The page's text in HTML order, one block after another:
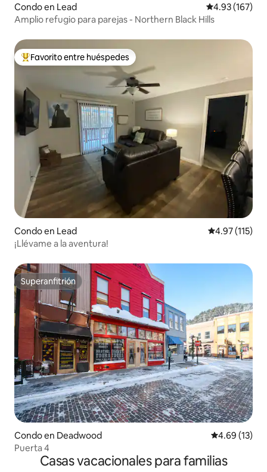
Condo en Lead Calificación
4.93 (167)
Amplio refugio para parejas - Northern Black Hills
Favorito entre huéspedes preferido
Favorito entre huéspedes
Condo en Lead Calificación
4.97 (115)
¡Llévame a la aventura!
Superanfitrión
Superanfitrión
Condo en Deadwood Calificación
4.69 (13)
Puerta 4
Casas vacacionales para familias